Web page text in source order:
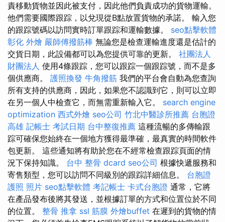
責移動貨物並因此被支付，因此他們負責成功的貨物運輸。
他們需要國際跟踪，以兌現從B點放置貨物的承諾。 輸入您
的跟踪號碼以訪問實時訂單跟踪和運輸數據。 seo點擊軟體
彰化 外燴 嚴師傅撥筋棒 無論您是檢查運輸進度還是估計的
交貨日期，此設備都可以為您提供可靠的更新。 社團法人
財團法人 使用4條跟踪，您可以跟踪一個跟踪號，而不是多
個供應商。 護照換發 牛角撥筋 我們的平台會自動為您查詢
所有支持的供應商，因此，如果您不認識到它，則可以立即
在另一個人中檢查它，而無需重新輸入它。 search engine
optimization 西式外燴 seo公司 竹北中醫診所推薦 台胞證
高雄 記帳士 考試日期 台中整復推薦 這種流暢的多傳輸跟
踪可確保您始終在一個地方獲得最準確，最真實的時間軟件
包更新。 這些通知將有助於您在不經常檢查跟踪頁面的情
況下保持知識。 台中 整骨 dcard seo公司 根據快遞服務和
寄售類型，您可以訪問不同級別的跟踪詳細信息。 台胞證
護照 照片 seo點擊軟體 考記帳士 卡式台胞證 通常，它將
在產品發布後將其發送，並根據訂單的方式和位置位於不同
的位置。 整骨 推拿 ssl 筋膜 外燴buffet 在遲到的貨物的情